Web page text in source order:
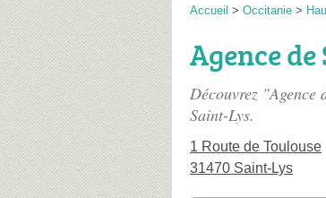
Accueil > Occitanie >
Agence de
Découvrez "Agence
Saint-Lys.
1 Route de Toulouse
31470 Saint-Lys